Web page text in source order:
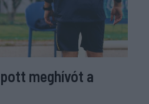
meghívót a